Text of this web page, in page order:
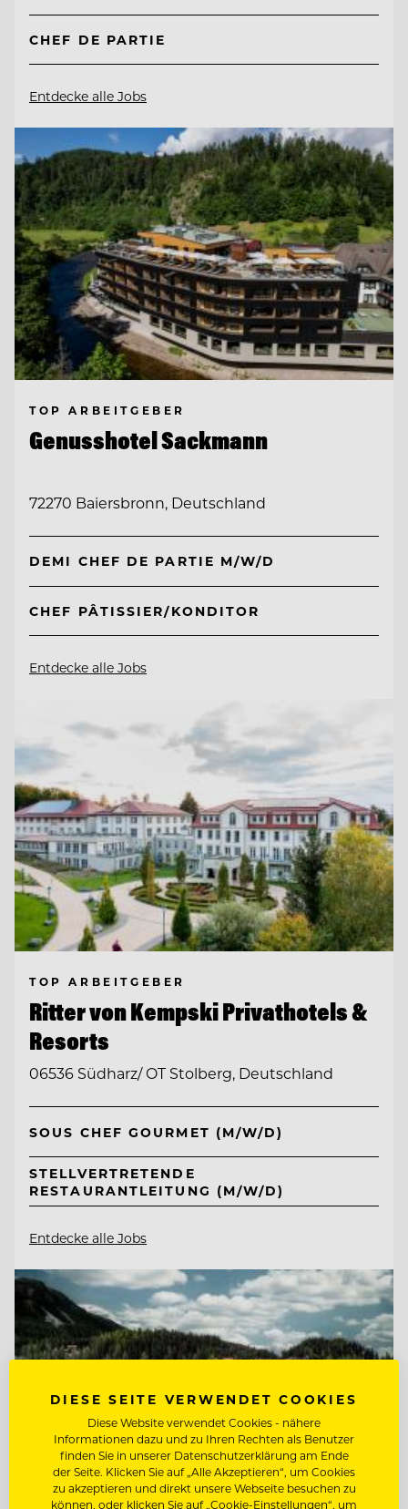
CHEF DE PARTIE
Entdecke alle Jobs
TOP ARBEITGEBER
Genusshotel Sackmann
72270 Baiersbronn, Deutschland
DEMI CHEF DE PARTIE M/W/D
CHEF PÂTISSIER/KONDITOR
Entdecke alle Jobs
TOP ARBEITGEBER
Ritter von Kempski Privathotels &
Resorts
06536 Südharz/ OT Stolberg, Deutschland
SOUS CHEF GOURMET (M/W/D)
STELLVERTRETENDE
RESTAURANTLEITUNG (M/W/D)
Entdecke alle Jobs
DIESE SEITE VERWENDET COOKIES
Diese Website verwendet Cookies - nähere
Informationen dazu und zu Ihren Rechten als Benutzer
finden Sie in unserer Datenschutzerklärung am Ende
der Seite. Klicken Sie auf „Alle Akzeptieren“, um Cookies
zu akzeptieren und direkt unsere Webseite besuchen zu
können, oder klicken Sie auf „Cookie-Einstellungen“, um